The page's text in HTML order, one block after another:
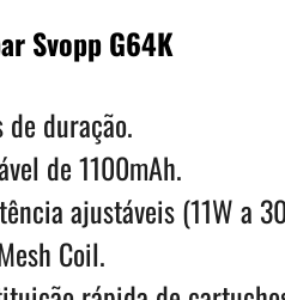
Svopp G64K
duração.
de 1100mAh.
ajustáveis (11W a
Coil.